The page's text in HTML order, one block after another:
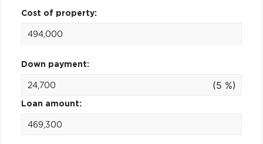
Cost of property:
Down payment:
(5 %)
Loan amount: